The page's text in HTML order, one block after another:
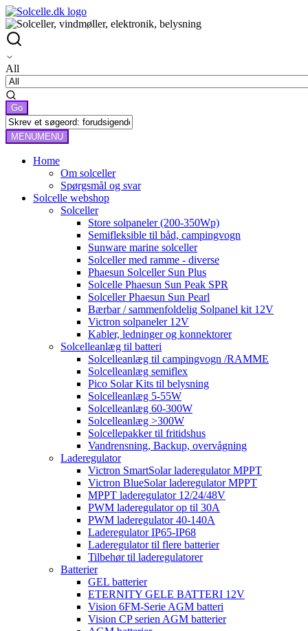
All
MENUMENU
Home
Om solceller
Spørgsmål og svar
Solcelle webshop
Solceller
Store solpaneler (200-350Wp)
Semifleksible til båd, campingvogn
Sunware marine solceller
Solceller med ramme - diverse
Phaesun Solceller Sun Plus
Solcelle Phaesun Sun Peak SPR
Solceller Phaesun Sun Pearl
Bærbar / sammenfoldelig Solpanel kit 12V
Victron solpaneler 12V
Kabler, ledninger og konnektorer
Solcelleanlæg til batteri
Solcelleanlæg til campingvogn /RAMME
Solcelleanlæg semiflex
Pico Solar Kits til belysning
Solcelleanlæg 5-55W
Solcelleanlæg 60-300W
Solcelleanlæg >300W
Solcellepakker til fritidshus
Vandrensning, Backup, overvågning
Laderegulator
Victron SmartSolar laderegulator MPPT
Victron BlueSolar laderegulator MPPT
MPPT laderegulator 12/24/48V
PWM laderegulator op til 30A
PWM laderegulator 40-140A
Laderegulator IP65-IP68
Laderegulator til flere batterier
Tilbehør til laderegulatorer
Batterier
GEL batterier
ETERNITY GELE BATTERI 12V
Vision 6FM-Serie AGM batteri
Vision CP serien AGM batterier